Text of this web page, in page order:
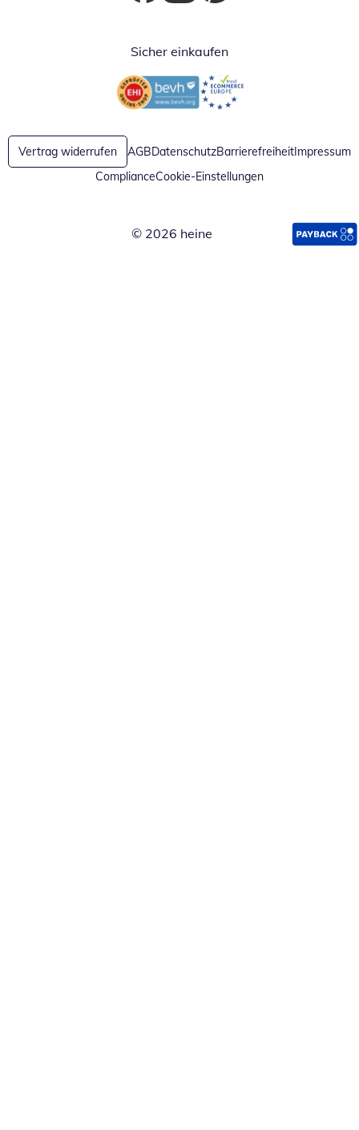
Öffnet in neuem Fenster
Öffnet in neuem Fenster
Öffnet in neuem Fenster
Sicher einkaufen
Öffnet in neuem FensterÖffnet in neuem Fenster
Vertrag widerrufen AGBDatenschutzBarrierefreiheitImpressum
ComplianceCookie-Einstellungen
© 2026 heine